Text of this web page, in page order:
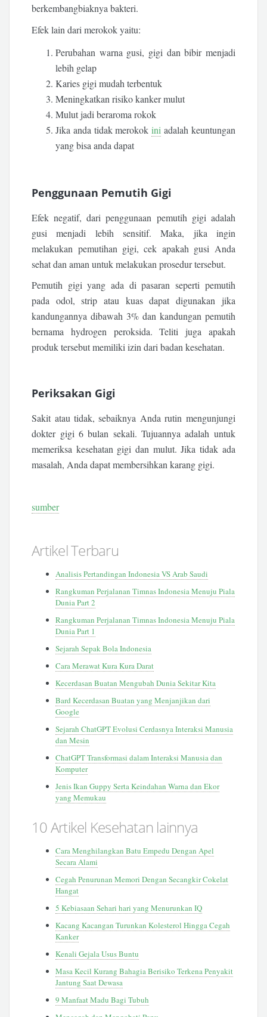
berkembangbiaknya bakteri.
Efek lain dari merokok yaitu:
Perubahan warna gusi, gigi dan bibir menjadi
lebih gelap
Karies gigi mudah terbentuk
Meningkatkan risiko kanker mulut
Mulut jadi beraroma rokok
Jika anda tidak merokokini adalah keuntungan
yang bisa anda dapat
Penggunaan Pemutih Gigi
Efek negatif, dari penggunaan pemutih gigi adalah
gusi menjadi lebih sensitif. Maka, jika ingin
melakukan pemutihan gigi, cek apakah gusi Anda
sehat dan aman untuk melakukan prosedur tersebut.
Pemutih gigi yang ada di pasaran seperti pemutih
pada odol, strip atau kuas dapat digunakan jika
kandungannya dibawah 3% dan kandungan pemutih
bernama hydrogen peroksida. Teliti juga apakah
produk tersebut memiliki izin dari badan kesehatan.
Periksakan Gigi
Sakit atau tidak, sebaiknya Anda rutin mengunjungi
dokter gigi 6 bulan sekali. Tujuannya adalah untuk
memeriksa kesehatan gigi dan mulut. Jika tidak ada
masalah, Anda dapat membersihkan karang gigi.
sumber
Artikel Terbaru
Analisis Pertandingan Indonesia VS Arab Saudi
Rangkuman Perjalanan Timnas Indonesia Menuju Piala
Dunia Part 2
Rangkuman Perjalanan Timnas Indonesia Menuju Piala
Dunia Part 1
Sejarah Sepak Bola Indonesia
Cara Merawat Kura Kura Darat
Kecerdasan Buatan Mengubah Dunia Sekitar Kita
Bard Kecerdasan Buatan yang Menjanjikan dari
Google
Sejarah ChatGPT Evolusi Cerdasnya Interaksi Manusia
dan Mesin
ChatGPT Transformasi dalam Interaksi Manusia dan
Komputer
Jenis Ikan Guppy Serta Keindahan Warna dan Ekor
yang Memukau
10 Artikel Kesehatan lainnya
Cara Menghilangkan Batu Empedu Dengan Apel
Secara Alami
Cegah Penurunan Memori Dengan Secangkir Cokelat
Hangat
5 Kebiasaan Sehari hari yang Menurunkan IQ
Kacang Kacangan Turunkan Kolesterol Hingga Cegah
Kanker
Kenali Gejala Usus Buntu
Masa Kecil Kurang Bahagia Berisiko Terkena Penyakit
Jantung Saat Dewasa
9 Manfaat Madu Bagi Tubuh